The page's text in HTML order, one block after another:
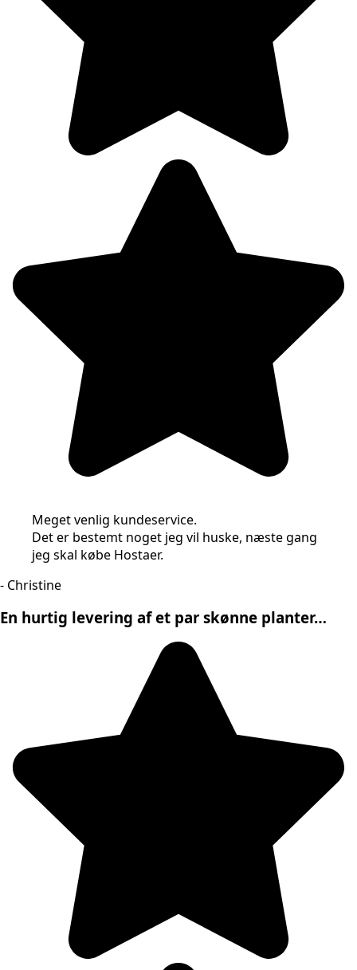
Meget venlig kundeservice.
Det er bestemt noget jeg vil huske, næste gang
jeg skal købe Hostaer.
- Christine
En hurtig levering af et par skønne planter…